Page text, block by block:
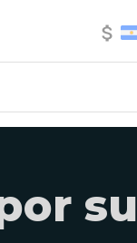
su